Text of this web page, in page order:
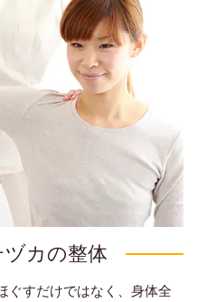
カの整体
ぐすだけではなく、身体全